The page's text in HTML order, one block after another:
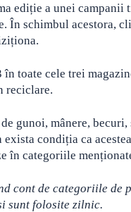
ediție a unei campanii
În schimbul acestora,
toate cele trei
reciclare.
gunoi, mânere, becuri,
condiția ca
în categoriile
cont de categoriile de
sunt folosite zilnic.